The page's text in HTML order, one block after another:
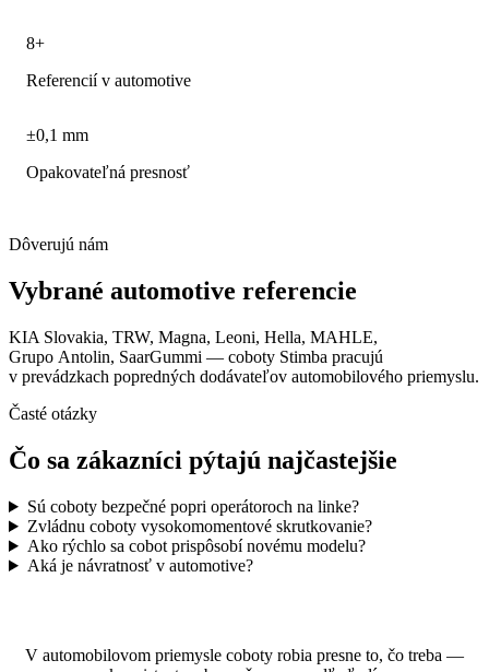
8+
Referencií v automotive
±0,1 mm
Opakovateľná presnosť
Dôverujú nám
Vybrané automotive referencie
KIA Slovakia, TRW, Magna, Leoni, Hella, MAHLE,
Grupo Antolin, SaarGummi — coboty Stimba pracujú
v prevádzkach popredných dodávateľov automobilového priemyslu.
Časté otázky
Čo sa zákazníci pýtajú najčastejšie
Sú coboty bezpečné popri operátoroch na linke?
Zvládnu coboty vysokomomentové skrutkovanie?
Ako rýchlo sa cobot prispôsobí novému modelu?
Aká je návratnosť v automotive?
V automobilovom priemysle coboty robia presne to, čo treba —